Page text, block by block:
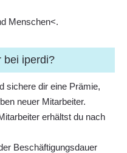
Menschen<.
bei iperdi?
sichere dir eine Prämie,
neuer Mitarbeiter.
erhältst du nach
Beschäftigungsdauer